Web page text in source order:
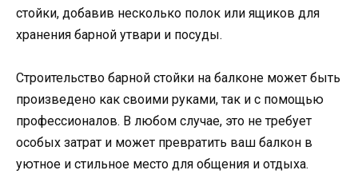
стойки, добавив несколько полок или ящиков для
хранения барной утвари и посуды.
Строительство барной стойки на балконе может быть
произведено как своими руками, так и с помощью
профессионалов. В любом случае, это не требует
особых затрат и может превратить ваш балкон в
уютное и стильное место для общения и отдыха.